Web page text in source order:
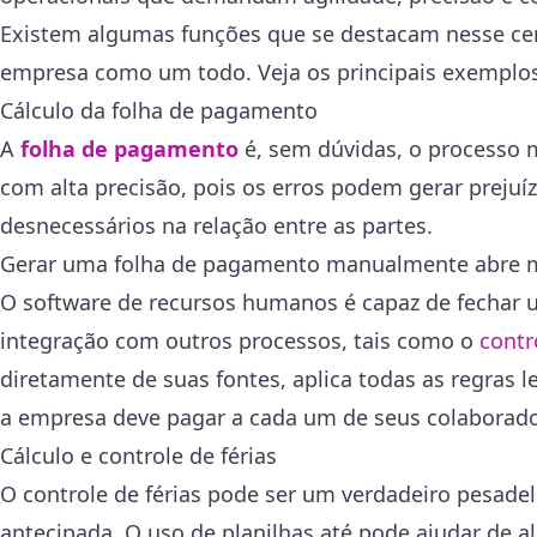
Existem algumas funções que se destacam nesse
empresa como um todo. Veja os principais
Cálculo da folha de pagamento
A folha de pagamento é, sem dúvidas, o processo
com alta precisão, pois os erros podem gerar
desnecessários na relação entre as partes.
Gerar uma folha de pagamento manualmente
O software de recursos humanos é capaz de
integração com outros processos, tais como o
diretamente de suas fontes, aplica todas as regras
a empresa deve pagar a cada um de seus
Cálculo e controle de férias
O controle de férias pode ser um verdadeiro